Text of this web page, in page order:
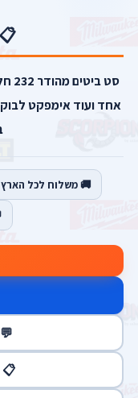
אחד ועוד אימפקט
🚚 משלוח לכל הארץ